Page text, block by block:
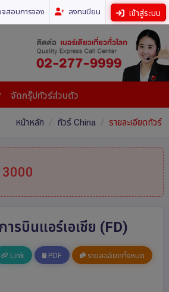
จสอบการจอง ลงทะเบียน เข้าสู่ระบบ
จัดกรุ๊ปทัวร์ส่วนตัว
หน้าหลัก ทัวร์ China รายละเอียดทัวร์
รบินแอร์เอเชีย (FD)
Link PDF รายละเอียดทั้งหมด